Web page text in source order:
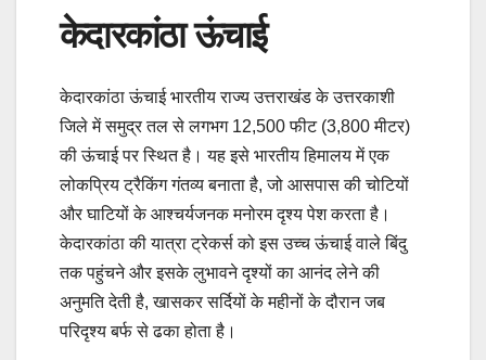
केदारकांठा ऊंचाई
केदारकांठा ऊंचाई भारतीय राज्य उत्तराखंड के उत्तरकाशी
जिले में समुद्र तल से लगभग 12,500 फीट (3,800 मीटर)
की ऊंचाई पर स्थित है। यह इसे भारतीय हिमालय में एक
लोकप्रिय ट्रैकिंग गंतव्य बनाता है, जो आसपास की चोटियों
और घाटियों के आश्चर्यजनक मनोरम दृश्य पेश करता है।
केदारकांठा की यात्रा ट्रेकर्स को इस उच्च ऊंचाई वाले बिंदु
तक पहुंचने और इसके लुभावने दृश्यों का आनंद लेने की
अनुमति देती है, खासकर सर्दियों के महीनों के दौरान जब
परिदृश्य बर्फ से ढका होता है।